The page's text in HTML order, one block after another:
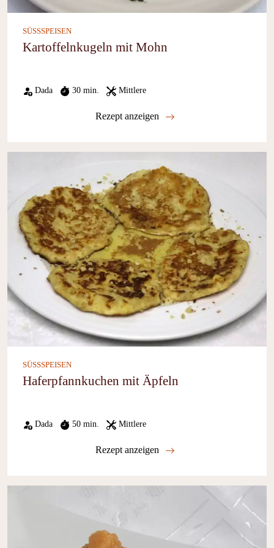
SÜSSSPEISEN
Kartoffelnkugeln mit Mohn
Dada 30 min. Mittlere
Rezept anzeigen
SÜSSSPEISEN
Haferpfannkuchen mit Äpfeln
Dada 50 min. Mittlere
Rezept anzeigen